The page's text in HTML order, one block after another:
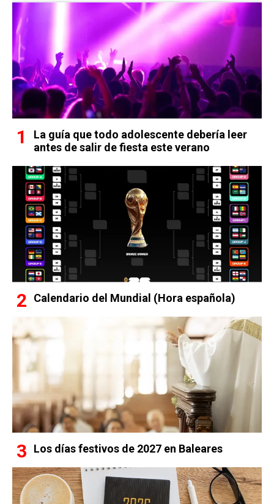
La guía que todo adolescente debería leer
antes de salir de fiesta este verano
Calendario del Mundial (Hora española)
Los días festivos de 2027 en Baleares